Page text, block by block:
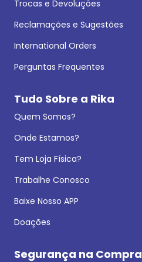
Trocas e Devoluções
Reclamações e Sugestões
International Orders
Perguntas Frequentes
Tudo Sobre a Rika
Quem Somos?
Onde Estamos?
Tem Loja Física?
Trabalhe Conosco
Baixe Nosso APP
Doações
Segurança na Compra